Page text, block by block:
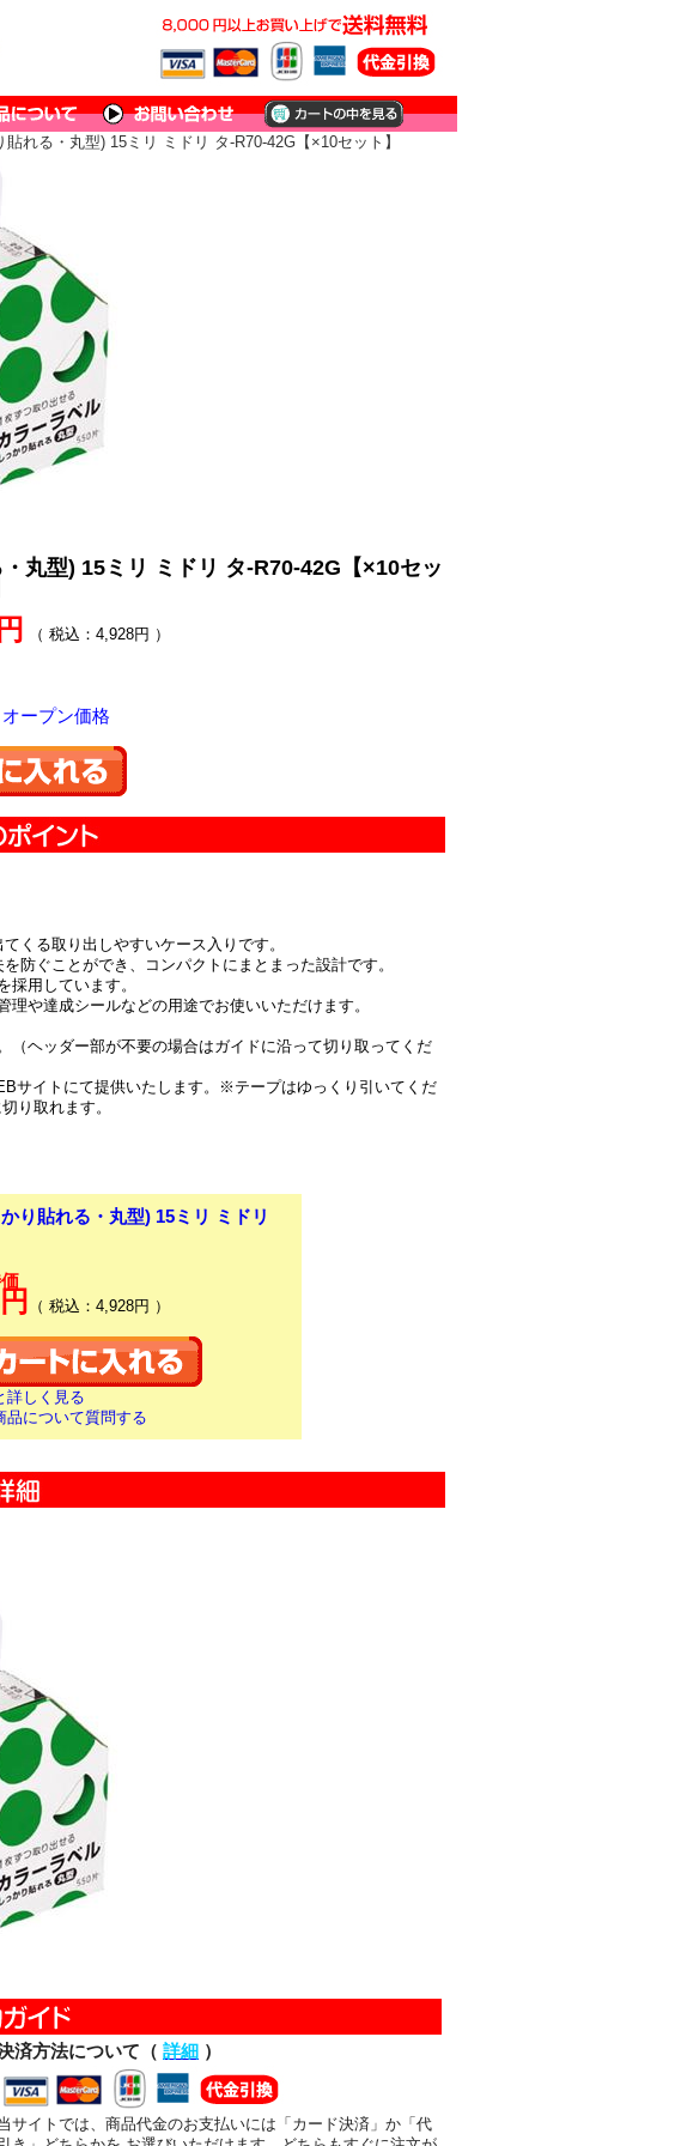
れる・丸型) 15ミリ ミドリ タ-R70-42G【×10セット】
丸型) 15ミリ ミドリ タ-R70-42G【×10セッ
（ 税込：4,928円 ）
ープン価格
くる取り出しやすいケース入りです。
防ぐことができ、コンパクトにまとまった設計です。
用しています。
や達成シールなどの用途でお使いいただけます。
ヘッダー部が不要の場合はガイドに沿って切り取ってくだ
サイトにて提供いたします。※テープはゆっくり引いてくだ
り取れます。
り貼れる・丸型) 15ミリ ミドリ
（ 税込：4,928円 ）
詳しく見る
品について質問する
済方法について（ 詳細 ）
サイトでは、商品代金のお支払いには「カード決済」か「代